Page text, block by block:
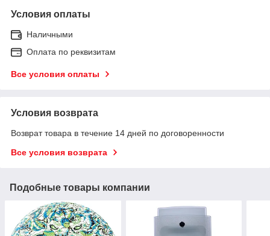
Условия оплаты
Наличными
Оплата по реквизитам
Все условия оплаты
Условия возврата
Возврат товара в течение 14 дней по договоренности
Все условия возврата
Подобные товары компании